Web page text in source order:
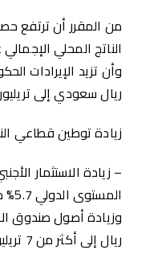
من المقرر أن ترتفع
ريال سعودي إلى
زيادة توطين قطاعي النفط
ريال إلى أكثر من 7 تريليون ريال.